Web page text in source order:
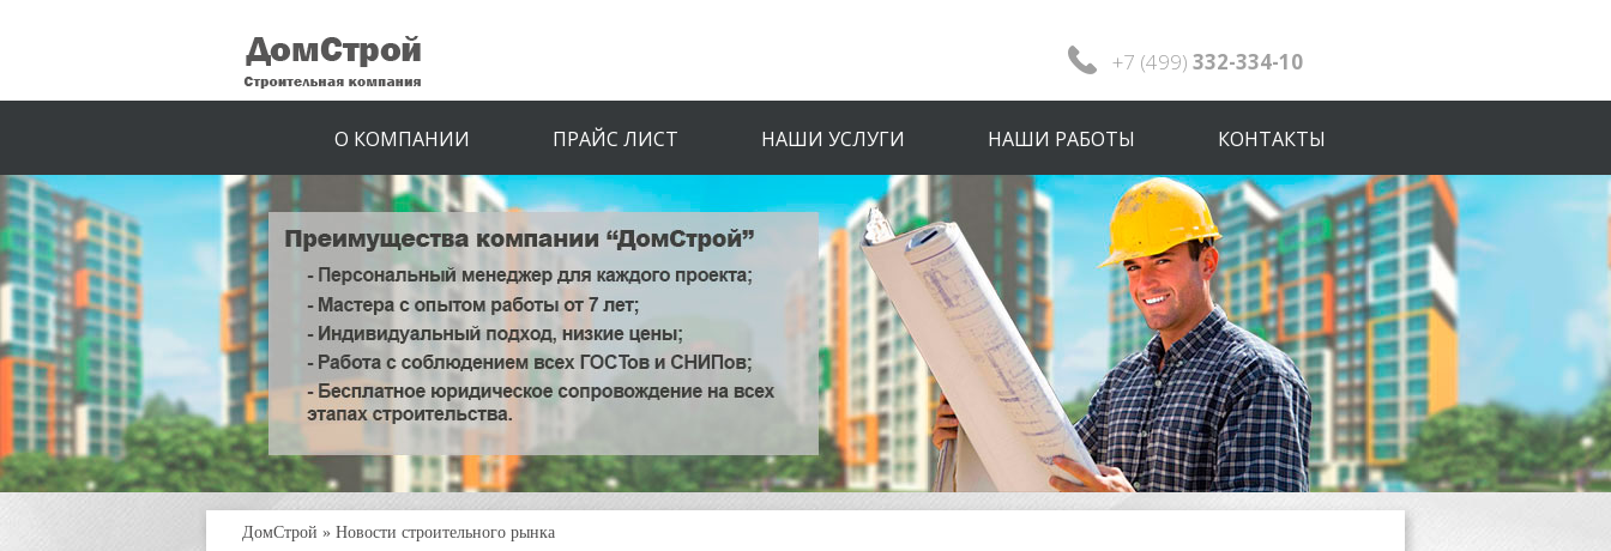
+7 (499) 332-334-10
О КОМПАНИИ ПРАЙС ЛИСТ НАШИ УСЛУГИ НАШИ РАБОТЫ КОНТАКТЫ
ДомСтрой » Новости строительного рынка